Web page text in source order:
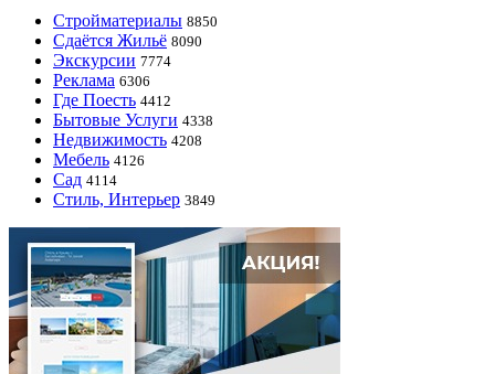
Стройматериалы 8850
Сдаётся Жильё 8090
Экскурсии 7774
Реклама 6306
Где Поесть 4412
Бытовые Услуги 4338
Недвижимость 4208
Мебель 4126
Сад 4114
Стиль, Интерьер 3849